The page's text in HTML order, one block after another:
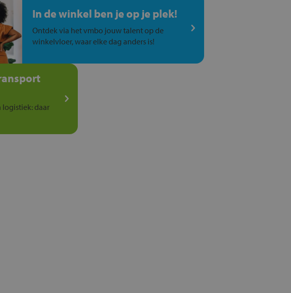
In de winkel ben je op je plek!
Ontdek via het vmbo jouw talent op de
winkelvloer, waar elke dag anders is!
logistiek: daar